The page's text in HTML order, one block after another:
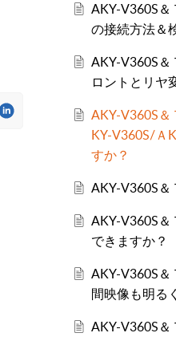
AKY-V360S
の接続方法＆
AKY-V360S
ロントとリヤ
AKY-V360S
KY-V360S/Ａ
すか？
AKY-V360S
AKY-V360S
できますか？
AKY-V360S
間映像も明る
AKY-V360S